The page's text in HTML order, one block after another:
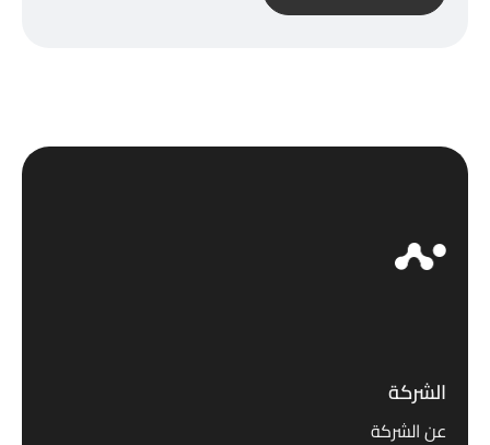
الشركة
عن الشركة